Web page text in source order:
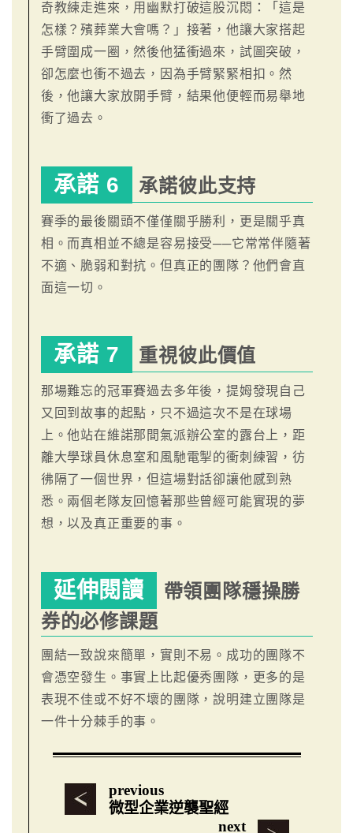
奇教練走進來，用幽默打破這股沉悶：「這是
怎樣？殯葬業大會嗎？」接著，他讓大家搭起
手臂圍成一圈，然後他猛衝過來，試圖突破，
卻怎麼也衝不過去，因為手臂緊緊相扣。然
後，他讓大家放開手臂，結果他便輕而易舉地
衝了過去。
承諾 6 承諾彼此支持
賽季的最後關頭不僅僅關乎勝利，更是關乎真
相。而真相並不總是容易接受──它常常伴隨著
不適、脆弱和對抗。但真正的團隊？他們會直
面這一切。
承諾 7 重視彼此價值
那場難忘的冠軍賽過去多年後，提姆發現自己
又回到故事的起點，只不過這次不是在球場
上。他站在維諾那間氣派辦公室的露台上，距
離大學球員休息室和風馳電掣的衝刺練習，彷
彿隔了一個世界，但這場對話卻讓他感到熟
悉。兩個老隊友回憶著那些曾經可能實現的夢
想，以及真正重要的事。
延伸閱讀
帶領團隊穩操勝
券的必修課題
團結一致說來簡單，實則不易。成功的團隊不
會憑空發生。事實上比起優秀團隊，更多的是
表現不佳或不好不壞的團隊，說明建立團隊是
一件十分棘手的事。
previous
微型企業逆襲聖經
next